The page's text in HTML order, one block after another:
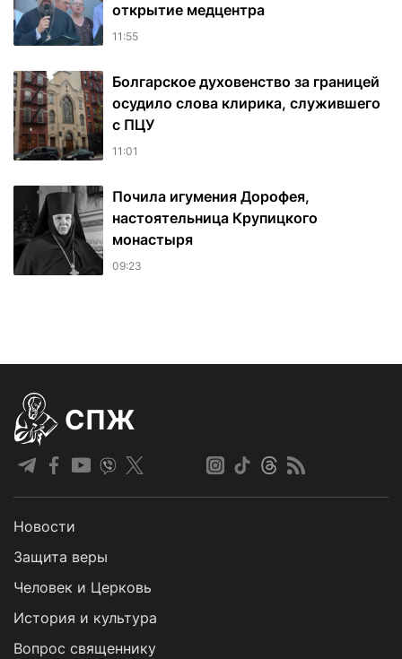
открытие медцентра
11:55
Болгарское духовенство за границей
осудило слова клирика, служившего
с ПЦУ
11:01
Почила игумения Дорофея,
настоятельница Крупицкого
монастыря
09:23
СПЖ
Новости
Защита веры
Человек и Церковь
История и культура
Вопрос священнику